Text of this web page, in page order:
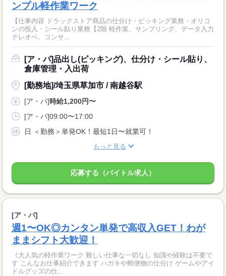
ンプル軽作業ワーク
【仕事内容 ドラックストア商品の仕分け・ピッキング業務・オリコ
ンの投入・シール貼り業務【2階 軽作業、サンプリング、データ入力
テレオペ、コンサ...
[ア・パ]品出し(ピッキング)、仕分け・シール貼り、
倉庫管理・入出荷
[勤務地]/埼玉県草加市 / 南越谷駅
[ア・パ]時給1,200円〜
[ア・パ]09:00〜17:00
日 ＜勤務＞単発OK！最短1日〜就業可！
もっと見る
応募する（バイトル求人）
[ア・パ]
週1〜OK◎カンタン単発で高収入GET！わが
ままシフト大歓迎！
《大人気の軽作業ワーク 難しい仕事な一切なし 知識や経験は不要で
す こんなお仕事紹介できます ハガキや郵便物の仕分け ゲームやアイ
ドルグッズの仕...